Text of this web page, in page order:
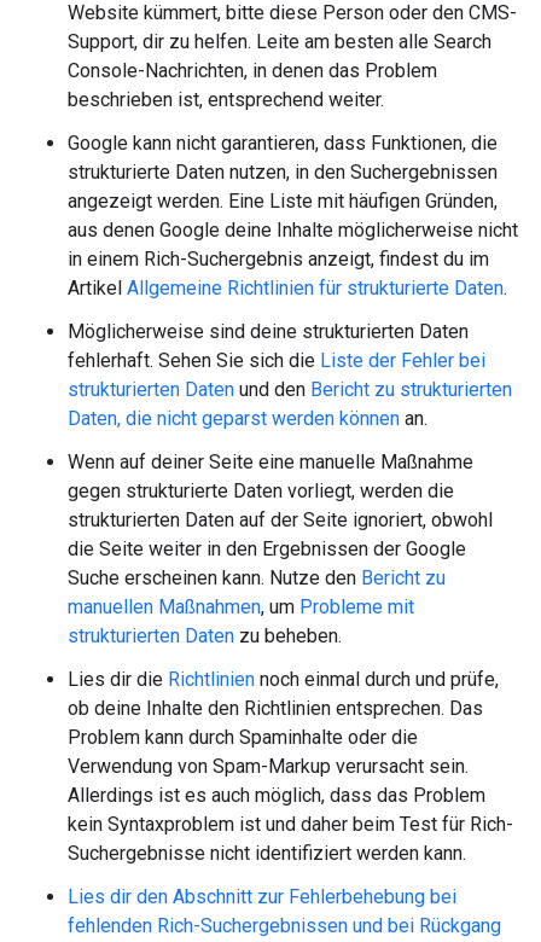
Website kümmert, bitte diese Person oder den CMS-
Support, dir zu helfen. Leite am besten alle Search
Console-Nachrichten, in denen das Problem
beschrieben ist, entsprechend weiter.
Google kann nicht garantieren, dass Funktionen, die
strukturierte Daten nutzen, in den Suchergebnissen
angezeigt werden. Eine Liste mit häufigen Gründen,
aus denen Google deine Inhalte möglicherweise nicht
in einem Rich-Suchergebnis anzeigt, findest du im
Artikel Allgemeine Richtlinien für strukturierte Daten.
Möglicherweise sind deine strukturierten Daten
fehlerhaft. Sehen Sie sich die Liste der Fehler bei
strukturierten Daten und den Bericht zu strukturierten
Daten, die nicht geparst werden können an.
Wenn auf deiner Seite eine manuelle Maßnahme
gegen strukturierte Daten vorliegt, werden die
strukturierten Daten auf der Seite ignoriert, obwohl
die Seite weiter in den Ergebnissen der Google
Suche erscheinen kann. Nutze den Bericht zu
manuellen Maßnahmen, um Probleme mit
strukturierten Daten zu beheben.
Lies dir die Richtlinien noch einmal durch und prüfe,
ob deine Inhalte den Richtlinien entsprechen. Das
Problem kann durch Spaminhalte oder die
Verwendung von Spam-Markup verursacht sein.
Allerdings ist es auch möglich, dass das Problem
kein Syntaxproblem ist und daher beim Test für Rich-
Suchergebnisse nicht identifiziert werden kann.
Lies dir den Abschnitt zur Fehlerbehebung bei
fehlenden Rich-Suchergebnissen und bei Rückgang